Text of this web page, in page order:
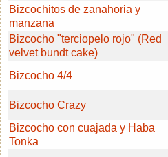
Bizcochitos de zanahoria y
manzana
Bizcocho "terciopelo rojo" (Red
velvet bundt cake)
Bizcocho 4/4
Bizcocho Crazy
Bizcocho con cuajada y Haba
Tonka